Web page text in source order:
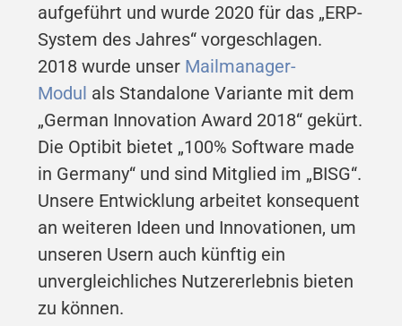
aufgeführt und wurde 2020 für das „ERP-
System des Jahres“ vorgeschlagen.
2018 wurde unser Mailmanager-
Modul als Standalone Variante mit dem
„German Innovation Award 2018“ gekürt.
Die Optibit bietet „100% Software made
in Germany“ und sind Mitglied im „BISG“.
Unsere Entwicklung arbeitet konsequent
an weiteren Ideen und Innovationen, um
unseren Usern auch künftig ein
unvergleichliches Nutzererlebnis bieten
zu können.